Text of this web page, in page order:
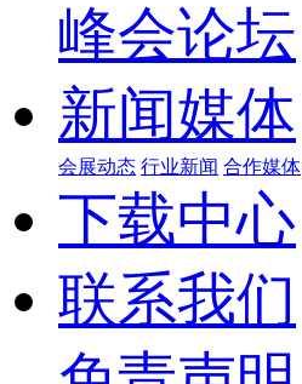
峰会论坛
新闻媒体
会展动态 行业新闻 合作媒体
下载中心
联系我们